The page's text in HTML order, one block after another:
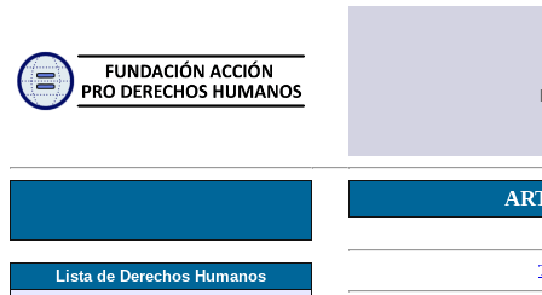
Lista de Derechos Humanos